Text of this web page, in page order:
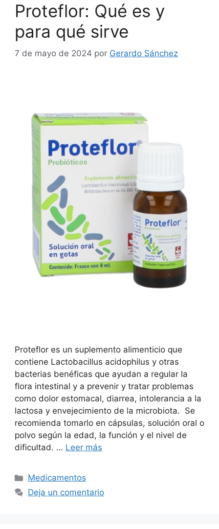
Proteflor: Qué es y
para qué sirve
7 de mayo de 2024 por Gerardo Sánchez
Proteflor es un suplemento alimenticio que
contiene Lactobacillus acidophilus y otras
bacterias benéficas que ayudan a regular la
flora intestinal y a prevenir y tratar problemas
como dolor estomacal, diarrea, intolerancia a la
lactosa y envejecimiento de la microbiota. Se
recomienda tomarlo en cápsulas, solución oral o
polvo según la edad, la función y el nivel de
dificultad. … Leer más
Categorías
Medicamentos
Deja un comentario